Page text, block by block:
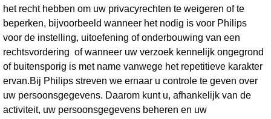
het recht hebben om uw privacyrechten te weigeren of te
beperken, bijvoorbeeld wanneer het nodig is voor Philips
voor de instelling, uitoefening of onderbouwing van een
rechtsvordering of wanneer uw verzoek kennelijk ongegrond
of buitensporig is met name vanwege het repetitieve karakter
ervan.Bij Philips streven we ernaar u controle te geven over
uw persoonsgegevens. Daarom kunt u, afhankelijk van de
activiteit, uw persoonsgegevens beheren en uw